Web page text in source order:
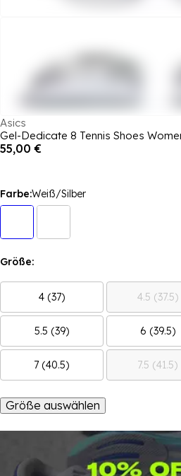
Asics
Gel-Dedicate 8 Tennis Shoes
55,00 €
Farbe:Weiß/Silber
Größe:
4 (37) 4.5 (37.5)
5.5 (39) 6 (39.5)
7 (40.5) 7.5 (41.5)
Größe auswählen